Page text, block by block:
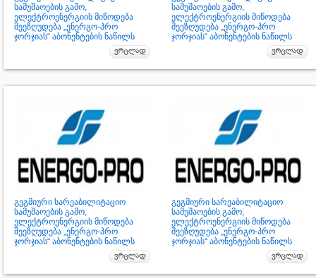
სამუშაოების გამო,
ელექტროენერგიის მიწოდება
შეეზღუდება „ენერგო-პრო
ჯორჯიას“ აბონენტების ნაწილს
სამუშაოების გამო,
ელექტროენერგიის მიწოდება
შეეზღუდება „ენერგო-პრო
ჯორჯიას“ აბონენტების ნაწილს
გეგმიური სარეაბილიტაციო
სამუშაოების გამო,
ელექტროენერგიის მიწოდება
შეეზღუდება „ენერგო-პრო
ჯორჯიას“ აბონენტების ნაწილს
გეგმიური სარეაბილიტაციო
სამუშაოების გამო,
ელექტროენერგიის მიწოდება
შეეზღუდება „ენერგო-პრო
ჯორჯიას“ აბონენტების ნაწილს